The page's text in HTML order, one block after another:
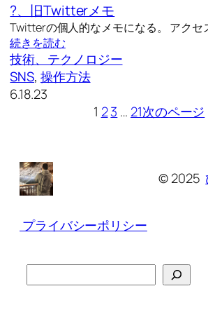
?、旧Twitterメモ
Twitterの個人的なメモになる。 アクセ
続きを読む
技術、テクノロジー
SNS, 操作方法
6.18.23
1 23 … 21次のページ
© 2025
プライバシーポリシー
索